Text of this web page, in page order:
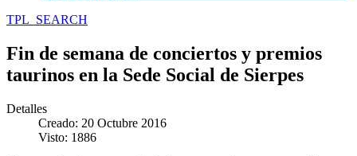
TPL_SEARCH
Fin de semana de conciertos y premios
taurinos en la Sede Social de Sierpes
Detalles
Creado: 20 Octubre 2016
Visto: 1886